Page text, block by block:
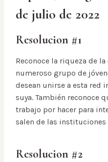
de julio de 2022
Resolucion #1
Reconoce la riqueza de
numeroso grupo de
desean unirse a esta red
suya. También reconoce
trabajo por hacer para
salen de las
Resolucion #2